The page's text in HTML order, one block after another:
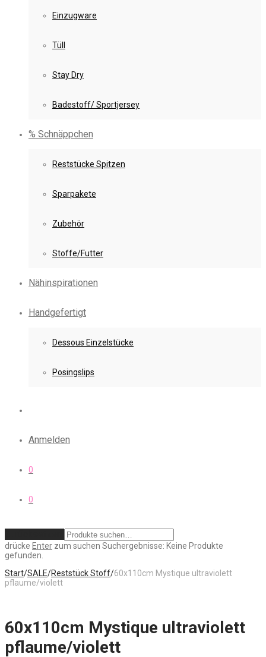
Einzugware
Tüll
Stay Dry
Badestoff/ Sportjersey
% Schnäppchen
Reststücke Spitzen
Sparpakete
Zubehör
Stoffe/Futter
Nähinspirationen
Handgefertigt
Dessous Einzelstücke
Posingslips
Anmelden
0
0
drücke Enter zum suchen Suchergebnisse: Keine Produkte
gefunden.
Start/SALE/Reststück Stoff/60x110cm Mystique ultraviolett
pflaume/violett
60x110cm Mystique ultraviolett
pflaume/violett